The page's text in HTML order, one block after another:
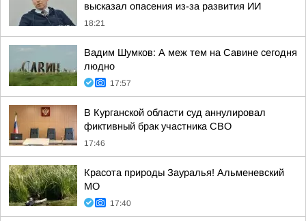
высказал опасения из-за развития ИИ
18:21
Вадим Шумков: А меж тем на Савине сегодня
людно
17:57
В Курганской области суд аннулировал
фиктивный брак участника СВО
17:46
Красота природы Зауралья! Альменевский
МО
17:40